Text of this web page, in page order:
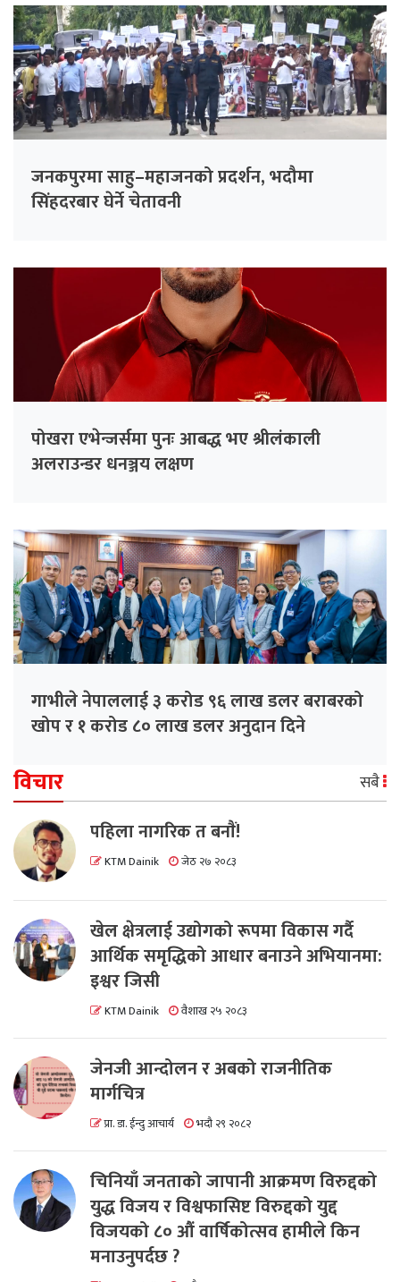
जनकपुरमा साहु–महाजनको प्रदर्शन, भदौमा
सिंहदरबार घेर्ने चेतावनी
पोखरा एभेन्जर्समा पुनः आबद्ध भए श्रीलंकाली
अलराउन्डर धनञ्जय लक्षण
गाभीले नेपाललाई ३ करोड ९६ लाख डलर बराबरको
खोप र १ करोड ८० लाख डलर अनुदान दिने
विचार सबै
पहिला नागरिक त बनाैं!
KTM Dainik जेठ २७ २०८३
खेल क्षेत्रलाई उद्योगको रूपमा विकास गर्दै
आर्थिक समृद्धिको आधार बनाउने अभियानमा:
इश्वर जिसी
KTM Dainik वैशाख २५ २०८३
जेनजी आन्दोलन र अबको राजनीतिक
मार्गचित्र
प्रा. डा. ईन्दु आचार्य भदौ २९ २०८२
चिनियाँ जनताको जापानी आक्रमण विरुद्दको
युद्ध विजय र विश्वफासिष्ट विरुद्दको युद्द
विजयको ८० औं वार्षिकोत्सव हामीले किन
मनाउनुपर्दछ ?